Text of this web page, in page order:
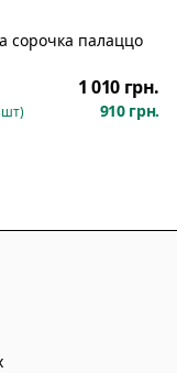
сорочка палаццо
1 010 грн.
шт) 910 грн.